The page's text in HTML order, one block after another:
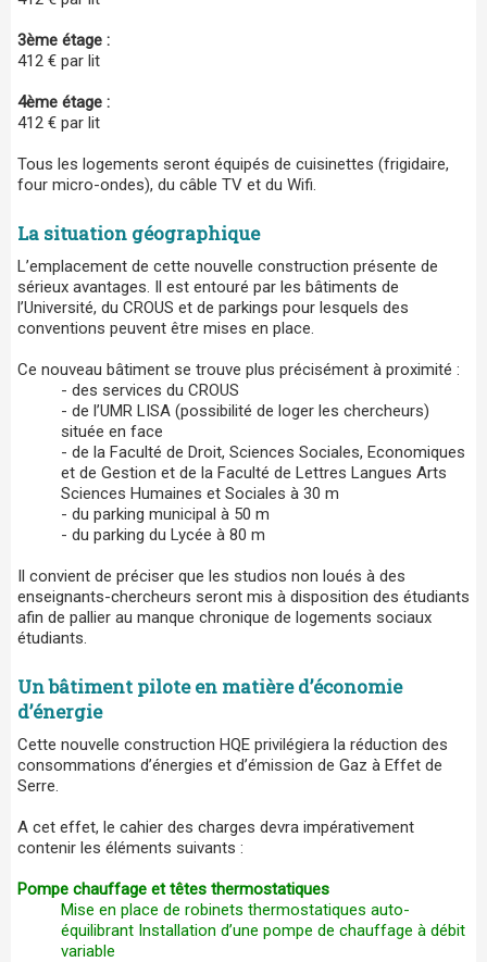
3ème étage :
412 € par lit
4ème étage :
412 € par lit
Tous les logements seront équipés de cuisinettes (frigidaire,
four micro-ondes), du câble TV et du Wifi.
La situation géographique
L’emplacement de cette nouvelle construction présente de
sérieux avantages. Il est entouré par les bâtiments de
l’Université, du CROUS et de parkings pour lesquels des
conventions peuvent être mises en place.
Ce nouveau bâtiment se trouve plus précisément à proximité :
- des services du CROUS
- de l’UMR LISA (possibilité de loger les chercheurs)
située en face
- de la Faculté de Droit, Sciences Sociales, Economiques
et de Gestion et de la Faculté de Lettres Langues Arts
Sciences Humaines et Sociales à 30 m
- du parking municipal à 50 m
- du parking du Lycée à 80 m
Il convient de préciser que les studios non loués à des
enseignants-chercheurs seront mis à disposition des étudiants
afin de pallier au manque chronique de logements sociaux
étudiants.
Un bâtiment pilote en matière d’économie
d’énergie
Cette nouvelle construction HQE privilégiera la réduction des
consommations d’énergies et d’émission de Gaz à Effet de
Serre.
A cet effet, le cahier des charges devra impérativement
contenir les éléments suivants :
Pompe chauffage et têtes thermostatiques
Mise en place de robinets thermostatiques auto-
équilibrant Installation d’une pompe de chauffage à débit
variable